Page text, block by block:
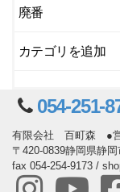
廃番
カテゴリを追加
054-251-
有限会社 百町森 ●営
〒420-0839静岡県静
fax 054-254-9173 /